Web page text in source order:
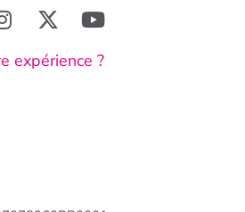
expérience ?